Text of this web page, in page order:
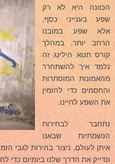
קורס תטא הילינג מתקדמים
קורס אנטומיה אינטואיטיבית
של תטא הילינג
קורס תטא הילינג שפע
והגשמה
ימי למידה משותפת
על הירח- קורס על חלימה
וחלומות
ריפוי ילדים דרך ההורים
ליווי אישי
סיפורי מקרה
כלים נוספים
הכוונה היא לא רק
שפע בענייני כסף,
אלא שפע במובנו
הרחב יותר. במהלך
קורס תטא הילינג זה
נלמד איך להשתחרר
מהאמונות המוסתרות
והחסמים כדי להזמין
את השפע לחיינו.
נתחבר לבחירות
הנשמתיות שבאנו
איתן לעולם, ניצור בהירות לגבי
ונדייק את הדרך שלנו ביומיום כדי